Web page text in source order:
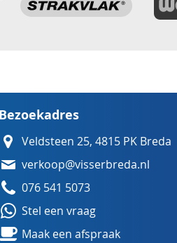
Bezoekadres
Veldsteen 25, 4815 PK Breda
verkoop@visserbreda.nl
076 541 5073
Stel een vraag
Maak een afspraak